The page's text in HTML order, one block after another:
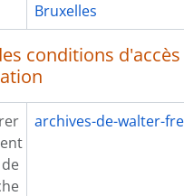
Bruxelles
conditions
de
archives-de-walter-